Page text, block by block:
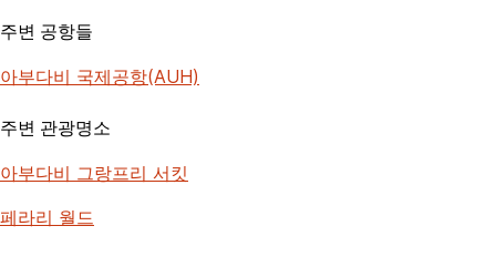
주변 공항들
아부다비 국제공항(AUH)
주변 관광명소
아부다비 그랑프리 서킷
페라리 월드